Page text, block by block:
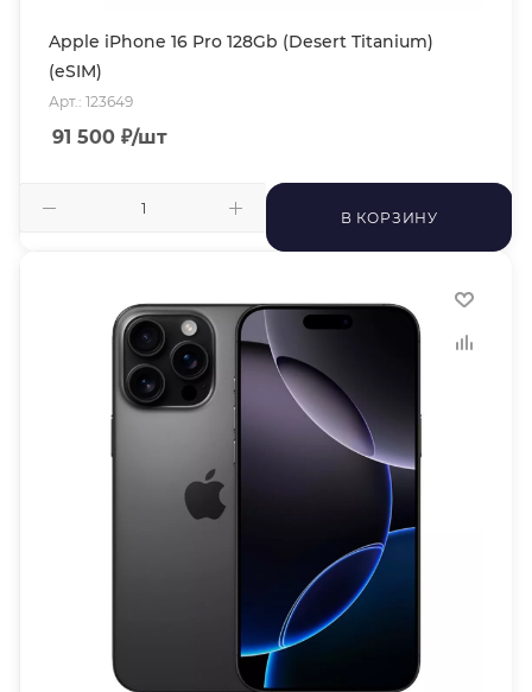
Apple iPhone 16 Pro 128Gb (Desert Titanium)
(eSIM)
Арт.: 123649
91 500 ₽/шт
В КОРЗИНУ